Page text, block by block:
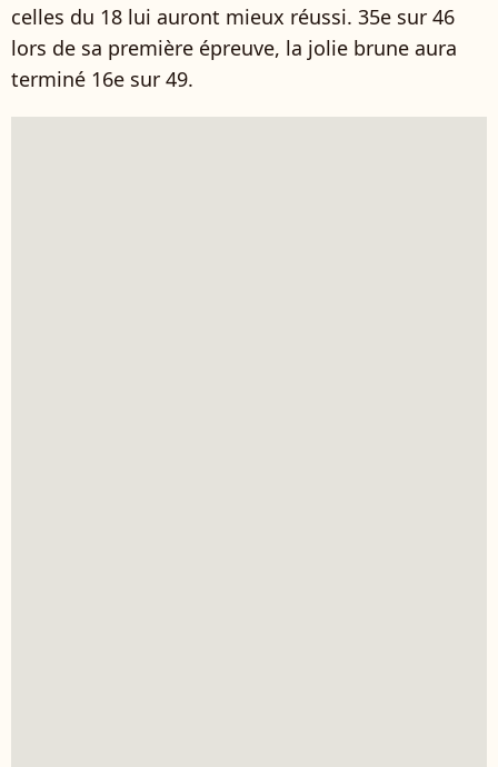
celles du 18 lui auront mieux réussi. 35e sur 46
lors de sa première épreuve, la jolie brune aura
terminé 16e sur 49.